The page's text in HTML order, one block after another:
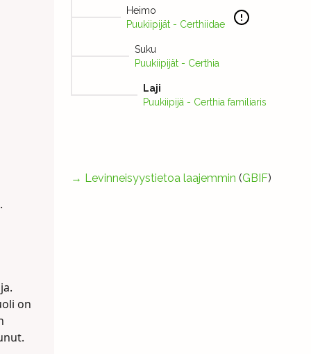
on
Heimo
Puukiipijät - Certhiidae
Suku
Puukiipijät - Certhia
Laji
Puukiipijä - Certhia familiaris
→ Levinneisyystietoa laajemmin (GBIF)